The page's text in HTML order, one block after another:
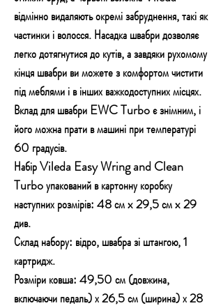
відмінно видаляють окремі забруднення, такі як
частинки і волосся. Насадка швабри дозволяє
легко дотягнутися до кутів, а завдяки рухомому
кінця швабри ви можете з комфортом чистити
під меблями і в інших важкодоступних місцях.
Вклад для швабри EWC Turbo є знімним, і
його можна прати в машині при температурі
60 градусів.
Набір Vileda Easy Wring and Clean
Turbo упакований в картонну коробку
наступних розмірів: 48 см x 29,5 см x 29
див.
Склад набору: відро, швабра зі штангою, 1
картридж.
Розміри ковша: 49,50 см (довжина,
включаючи педаль) х 26,5 см (ширина) х 28